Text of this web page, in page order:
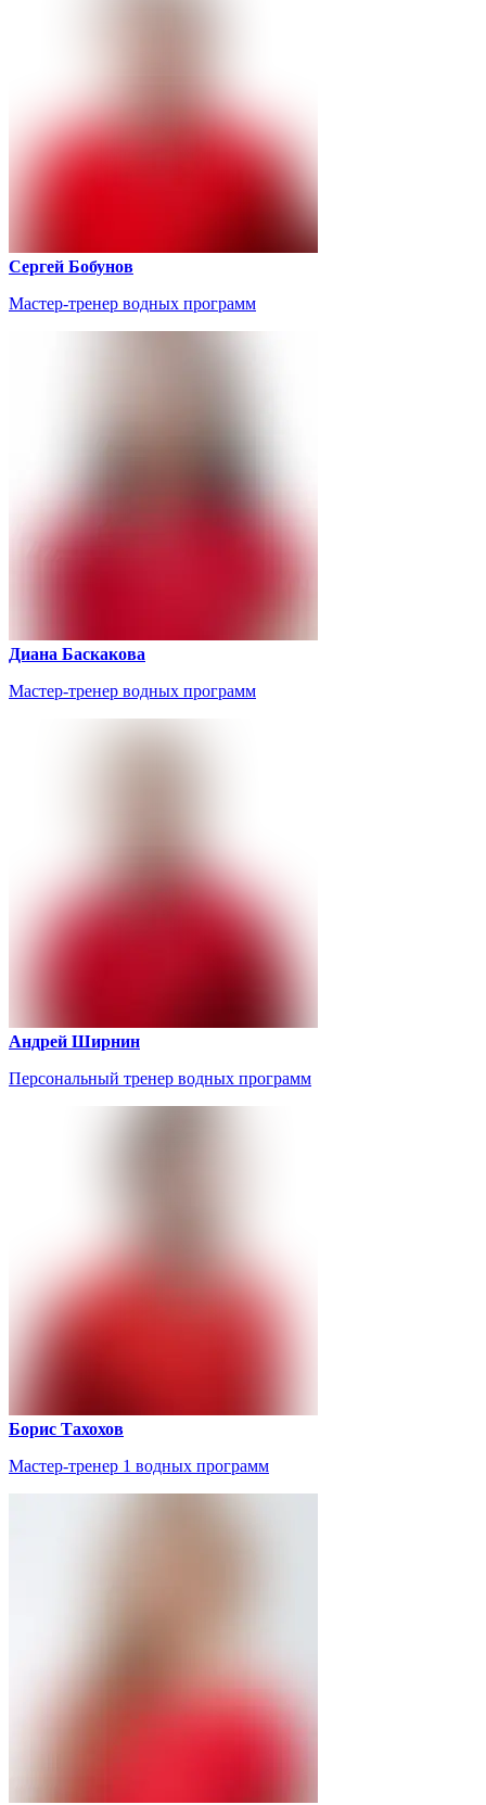
Сергей Бобунов
Мастер-тренер водных программ
Диана Баскакова
Мастер-тренер водных программ
Андрей Ширнин
Персональный тренер водных программ
Борис Тахохов
Мастер-тренер 1 водных программ